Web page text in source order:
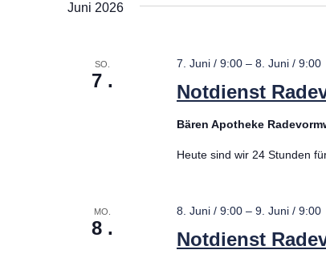
Juni 2026
SO.
7
Notdienst
7. Juni / 9:00– 8. Juni / 9:00
Bären Apotheke
Heute sind wir 24 Stunden
MO.
8
Notdienst
8. Juni / 9:00– 9. Juni / 9:00